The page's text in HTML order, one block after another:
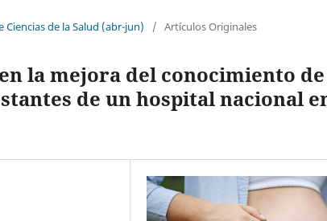
Ciencias de la Salud (abr-jun) / Artículos Originales
la mejora del conocimiento de
de un hospital nacional